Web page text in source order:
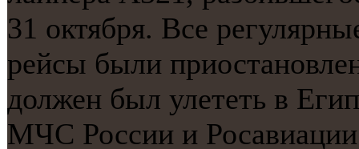
31 октября. Все
рейсы были
должен был улететь в
МЧС России и Росавиации